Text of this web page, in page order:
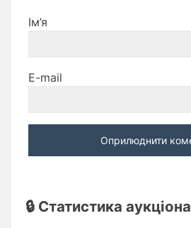
Ім’я
E-mail
🔒 Статистика аукціона